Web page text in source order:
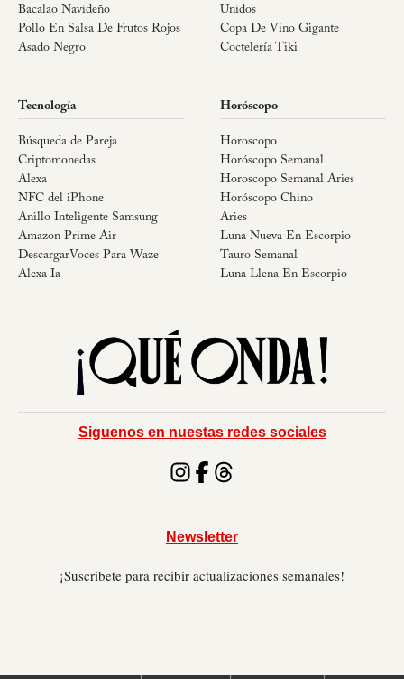
Bacalao Navideño
Pollo En Salsa De Frutos Rojos
Asado Negro
Unidos
Copa De Vino Gigante
Coctelería Tiki
Tecnología
Búsqueda de Pareja
Criptomonedas
Alexa
NFC del iPhone
Anillo Inteligente Samsung
Amazon Prime Air
DescargarVoces Para Waze
Alexa Ia
Horóscopo
Horoscopo
Horóscopo Semanal
Horoscopo Semanal Aries
Horóscopo Chino
Aries
Luna Nueva En Escorpio
Tauro Semanal
Luna Llena En Escorpio
Siguenos en nuestas redes sociales
Newsletter
¡Suscríbete para recibir actualizaciones semanales!